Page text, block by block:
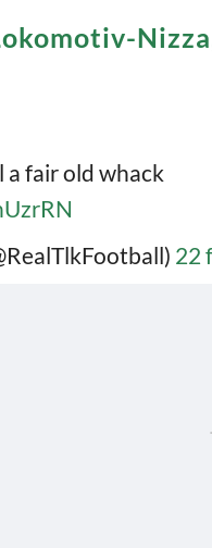
fair old whack
22